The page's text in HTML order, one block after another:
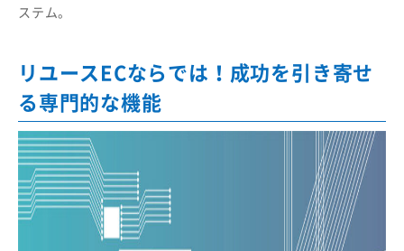
ステム。
リユースECならでは！成功を引き寄せ
る専門的な機能